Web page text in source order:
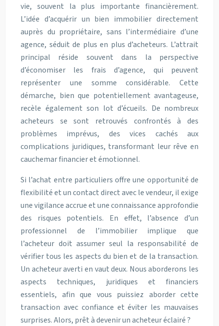
vie, souvent la plus importante financièrement.
L’idée d’acquérir un bien immobilier directement
auprès du propriétaire, sans l’intermédiaire d’une
agence, séduit de plus en plus d’acheteurs. L’attrait
principal réside souvent dans la perspective
d’économiser les frais d’agence, qui peuvent
représenter une somme considérable. Cette
démarche, bien que potentiellement avantageuse,
recèle également son lot d’écueils. De nombreux
acheteurs se sont retrouvés confrontés à des
problèmes imprévus, des vices cachés aux
complications juridiques, transformant leur rêve en
cauchemar financier et émotionnel.
Si l’achat entre particuliers offre une opportunité de
flexibilité et un contact direct avec le vendeur, il exige
une vigilance accrue et une connaissance approfondie
des risques potentiels. En effet, l’absence d’un
professionnel de l’immobilier implique que
l’acheteur doit assumer seul la responsabilité de
vérifier tous les aspects du bien et de la transaction.
Un acheteur averti en vaut deux. Nous aborderons les
aspects techniques, juridiques et financiers
essentiels, afin que vous puissiez aborder cette
transaction avec confiance et éviter les mauvaises
surprises. Alors, prêt à devenir un acheteur éclairé ?